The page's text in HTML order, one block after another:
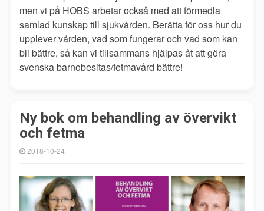
men vi på HOBS arbetar också med att förmedla
samlad kunskap till sjukvården. Berätta för oss hur du
upplever vården, vad som fungerar och vad som kan
bli bättre, så kan vi tillsammans hjälpas åt att göra
svenska barnobesitas/fetmavård bättre!
Ny bok om behandling av övervikt
och fetma
2018-10-24